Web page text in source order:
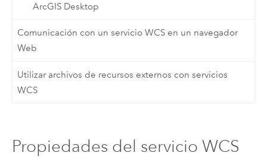
ArcGIS Desktop
Comunicación con un servicio WCS en un navegador
Web
Utilizar archivos de recursos externos con servicios
WCS
Propiedades del servicio WCS